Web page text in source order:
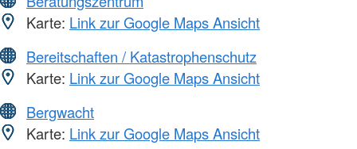
Karte: Link zur Google Maps Ansicht
Bereitschaften / Katastrophenschutz
Karte: Link zur Google Maps Ansicht
Bergwacht
Karte: Link zur Google Maps Ansicht